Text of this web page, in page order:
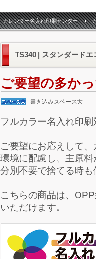
カレンダー名入れ印刷センター
TS340 | スタンダード
ご要望の多か
書き込みスペース大
フルカラー名入れ印
ご要望にお応えして
環境に配慮し、主原
分別不要で捨てる時も
こちらの商品は、
いただけます。